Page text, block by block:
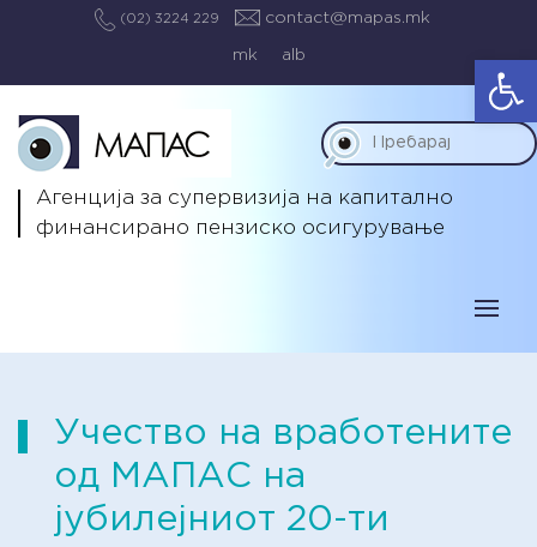
(02) 3224 229 contact@mapas.mk
mk alb
Агенција за супервизија на капитално
финансирано пензиско осигурување
Учество на вработените
од МАПАС на
јубилејниот 20-ти